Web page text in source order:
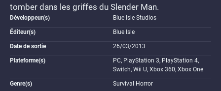
tomber dans les griffes du Slender Man.
Développeur(s) Blue Isle Studios
Éditeur(s) Blue Isle
Date de sortie 26/03/2013
Plateforme(s)
PC, PlayStation 3, PlayStation 4,
Switch, Wii U, Xbox 360, Xbox One
Genre(s) Survival Horror